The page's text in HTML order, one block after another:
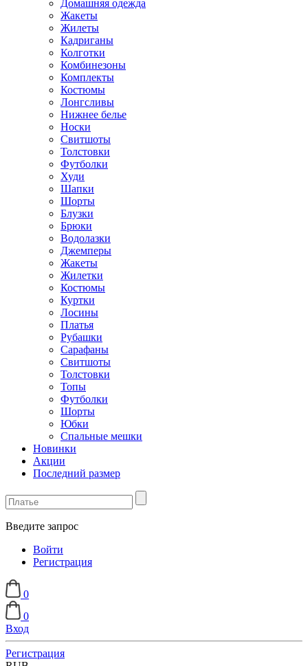
Домашняя одежда
Жакеты
Жилеты
Кадриганы
Колготки
Комбинезоны
Комплекты
Костюмы
Лонгсливы
Нижнее белье
Носки
Свитшоты
Толстовки
Футболки
Худи
Шапки
Шорты
Блузки
Брюки
Водолазки
Джемперы
Жакеты
Жилетки
Костюмы
Куртки
Лосины
Платья
Рубашки
Сарафаны
Свитшоты
Толстовки
Топы
Футболки
Шорты
Юбки
Спальные мешки
Новинки
Акции
Последний размер
Введите запрос
Войти
Регистрация
0
0
Вход
Регистрация